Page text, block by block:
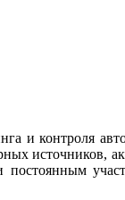
и контроля
источников,